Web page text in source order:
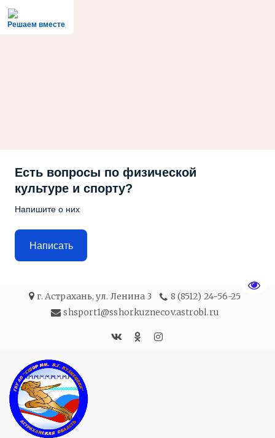
Решаем вместе
Есть вопросы по физической
культуре и спорту?
Напишите о них
Написать
г. Астрахань,ул. Ленина 3
8 (8512) 24-56-25
shsport1@sshorkuznecov.astrobl.ru